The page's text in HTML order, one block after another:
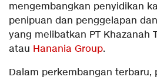
mengembangkan penyidikan
penipuan dan penggelapan
yang melibatkan PT Khazanah
atau Hanania Group.
Dalam perkembangan terbaru,